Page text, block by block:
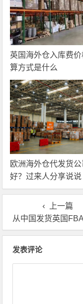
英国海外仓入库费
算方式是什么
欧洲海外仓代发货
好？过来人分享说说
上一篇
从中国发货英国FBA头程专线选什么物流好？海运、空运
发表评论